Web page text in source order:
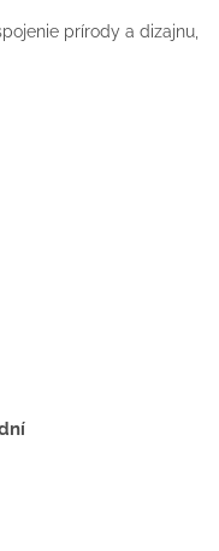
prírody a dizajnu,